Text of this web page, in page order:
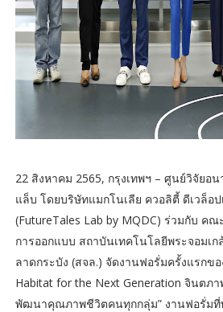
22 สิงหาคม 2565, กรุงเทพฯ – ศูนย์วิจัยอ
แล็บ โดยบริษัทแมกโนเลีย ควอลิตี้ ดีเวล็อ
(FutureTales Lab by MQDC) ร่วมกับ ค
การออกแบบ สถาบันเทคโนโลยีพระจอมเ
ลาดกระบัง (สจล.) จัดงานฟอรั่มครั้งแรกข
Habitat for the Next Generation จินตภา
พัฒนาคุณภาพชีวิตคนทุกกลุ่ม” งานฟอรั่มที่พู